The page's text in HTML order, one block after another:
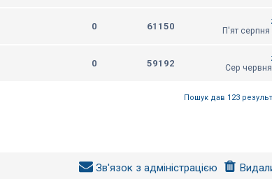
0 61150
П'ят
0 59192
Сер
Пошук дав 123
Зв'язок з адміністрацією